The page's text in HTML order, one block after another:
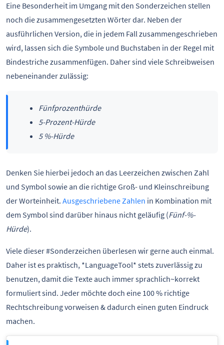
Eine Besonderheit im Umgang mit den Sonderzeichen stellen
noch die zusammengesetzten Wörter dar. Neben der
ausführlichen Version, die in jedem Fall zusammengeschrieben
wird, lassen sich die Symbole und Buchstaben in der Regel mit
Bindestriche zusammenfügen. Daher sind viele Schreibweisen
nebeneinander zulässig:
Fünfprozenthürde
5-Prozent-Hürde
5 %-Hürde
Denken Sie hierbei jedoch an das Leerzeichen zwischen Zahl
und Symbol sowie an die richtige Groß- und Kleinschreibung
der Worteinheit. Ausgeschriebene Zahlen in Kombination mit
dem Symbol sind darüber hinaus nicht geläufig (Fünf-%-
Hürde).
Viele dieser #Sonderzeichen überlesen wir gerne auch einmal.
Daher ist es praktisch, *LanguageTool* stets zuverlässig zu
benutzen, damit die Texte auch immer sprachlich~korrekt
formuliert sind. Jeder möchte doch eine 100 % richtige
Rechtschreibung vorweisen & dadurch einen guten Eindruck
machen.